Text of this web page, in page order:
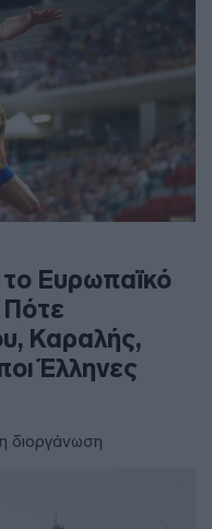
το Ευρωπαϊκό
Πότε
Καραλής,
Έλληνες
διοργάνωση